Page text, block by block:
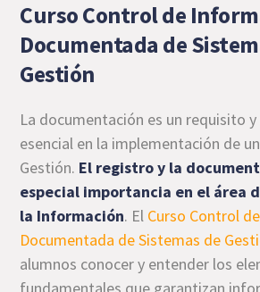
Curso Control de
Documentada de
Gestión
La documentación es un requisito
esencial en la implementación de
Gestión. El registro y la
especial importancia en el área
la Información. El Curso Control
Documentada de Sistemas de
alumnos conocer y entender los